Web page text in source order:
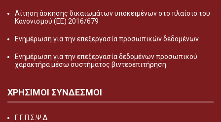
Αίτηση άσκησης δικαιωμάτων υποκειμένων στο πλαίσιο του
Κανονισμού (ΕΕ) 2016/679
Ενημέρωση για την επεξεργασία προσωπικών δεδομένων
Ενημέρωση για την επεξεργασία δεδομένων προσωπικού
χαρακτήρα μέσω συστήματος βιντεοεπιτήρηση
ΧΡΗΣΙΜΟΙ ΣΥΝΔΕΣΜΟΙ
Γ.Γ.Π.Σ.Ψ.Δ